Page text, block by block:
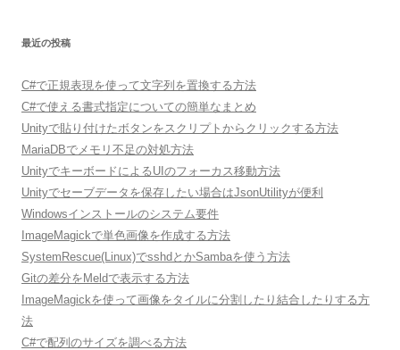
最近の投稿
C#で正規表現を使って文字列を置換する方法
C#で使える書式指定についての簡単なまとめ
Unityで貼り付けたボタンをスクリプトからクリックする方法
MariaDBでメモリ不足の対処方法
UnityでキーボードによるUIのフォーカス移動方法
Unityでセーブデータを保存したい場合はJsonUtilityが便利
Windowsインストールのシステム要件
ImageMagickで単色画像を作成する方法
SystemRescue(Linux)でsshdとかSambaを使う方法
Gitの差分をMeldで表示する方法
ImageMagickを使って画像をタイルに分割したり結合したりする方
法
C#で配列のサイズを調べる方法